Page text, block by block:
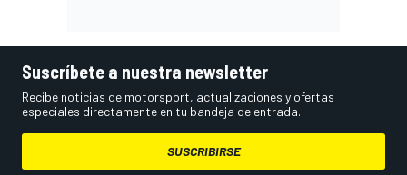
Suscríbete a nuestra newsletter
Recibe noticias de motorsport, actualizaciones y ofertas
especiales directamente en tu bandeja de entrada.
SUSCRIBIRSE